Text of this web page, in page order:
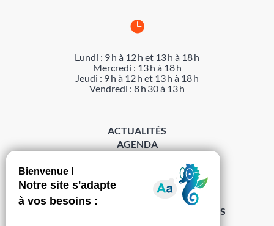

Lundi : 9 h à 12 h et 13 h à 18 h
Mercredi : 13 h à 18 h
Jeudi : 9 h à 12 h et 13 h à 18 h
Vendredi : 8 h 30 à 13 h
ACTUALITÉS
AGENDA
MENTIONS LÉGALES
PROTECTION DES DONNÉES
POLITIQUE DE GESTION DES COOKIES